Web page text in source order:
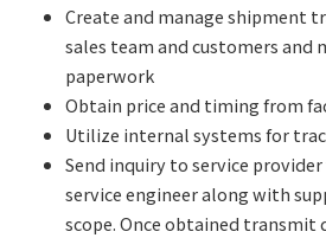
Create and manage shipment
sales team and customers and
paperwork
Obtain price and timing from
Utilize internal systems for
Send inquiry to service
service engineer along with
scope. Once obtained